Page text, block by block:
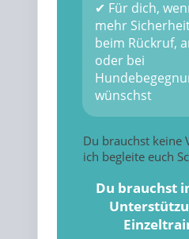
✔ Für dich,
mehr
beim Rückruf,
oder bei
wünschst
Du brauchst keine
ich begleite euch
Du brauchst